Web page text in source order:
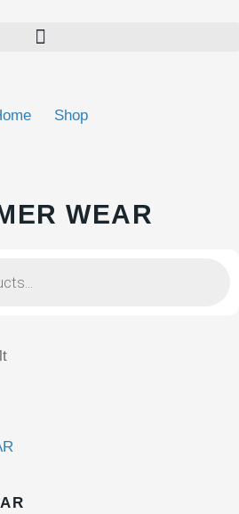
Shop
WEAR